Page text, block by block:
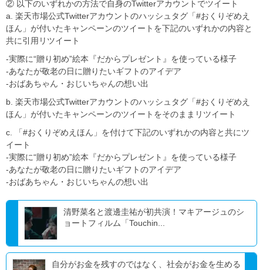
② 以下のいずれかの方法で自身のTwitterアカウントでツイート
a. 楽天市場公式Twitterアカウントのハッシュタグ「#おくりぞめえ
ほん」が付いたキャンペーンのツイートを下記のいずれかの内容と
共に引用リツイート
-実際に“贈り初め”絵本『だからプレゼント』を使っている様子
-あなたが敬老の日に贈りたいギフトのアイデア
-おばあちゃん・おじいちゃんの想い出
b. 楽天市場公式Twitterアカウントのハッシュタグ「#おくりぞめえ
ほん」が付いたキャンペーンのツイートをそのままリツイート
c. 「#おくりぞめえほん」を付けて下記のいずれかの内容と共にツ
イート
-実際に“贈り初め”絵本『だからプレゼント』を使っている様子
-あなたが敬老の日に贈りたいギフトのアイデア
-おばあちゃん・おじいちゃんの想い出
清野菜名と渡邊圭祐が初共演！マキアージュのシ
ョートフィルム「Touchin...
自分がお金を残すのではなく、社会がお金を生める